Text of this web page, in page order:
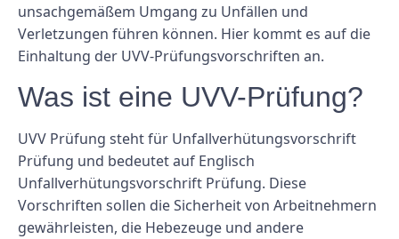
unsachgemäßem Umgang zu Unfällen und
Verletzungen führen können. Hier kommt es auf die
Einhaltung der UVV-Prüfungsvorschriften an.
Was ist eine UVV-Prüfung?
UVV Prüfung steht für Unfallverhütungsvorschrift
Prüfung und bedeutet auf Englisch
Unfallverhütungsvorschrift Prüfung. Diese
Vorschriften sollen die Sicherheit von Arbeitnehmern
gewährleisten, die Hebezeuge und andere